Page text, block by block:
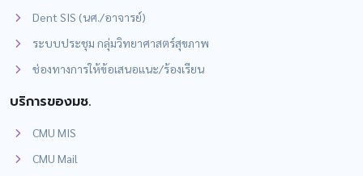
Dent SIS (นศ./อาจารย์)
ระบบประชุม กลุ่มวิทยาศาสตร์สุขภาพ
ช่องทางการให้ข้อเสนอแนะ/ร้องเรียน
บริการของมช.
CMU MIS
CMU Mail